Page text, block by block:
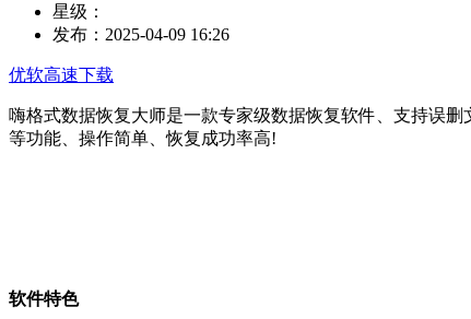
星级：
发布： 2025-04-09 16:26
优软高速下载
嗨格式数据恢复大师是一款专家级数据恢复软件、支持误
等功能、操作简单、恢复成功率高!
软件特色